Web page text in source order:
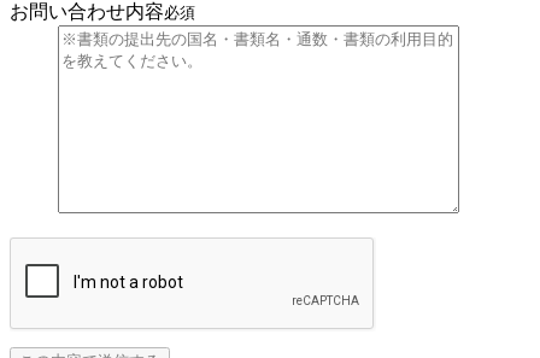
お問い合わせ内容必須